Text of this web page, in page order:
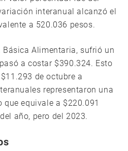
interanual alcanzó el
a 520.036 pesos.
Básica Alimentaria, sufrió un
a costar $390.324. Esto
de octubre a
representaron una
equivale a $220.091
año, pero del 2023.